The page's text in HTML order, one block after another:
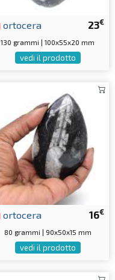
23€
ortocera
130 grammi | 100x55x20 mm
vedi il prodotto
16€
ortocera
80 grammi | 90x50x15 mm
vedi il prodotto